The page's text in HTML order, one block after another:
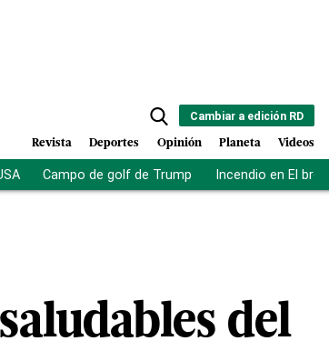
Cambiar a edición RD
Revista Deportes Opinión Planeta Videos
Campo de golf de Trump Incendio en El bronx
del